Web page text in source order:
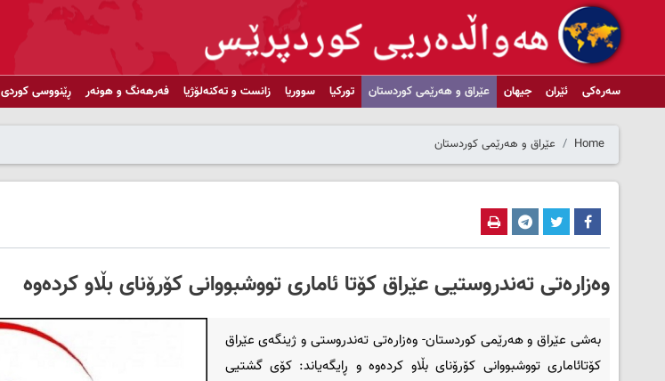
سەرەکی ئێران جیهان عێراق و هەرێمی کوردستان تورکیا سووریا زانست و تەکنەلۆژیا فەرهەنگ و هونەر ڕێنووسی کوردی
Home عێراق و هەرێمی کوردستان
وەزارەتی تەندروستیی عێراق كۆتا ئاماری تووشبووانی كۆرۆنای بڵاو کردەوە
بەشی عێراق و هەرێمی کوردستان- وەزارەتی تەندروستی و ژینگەی عێراق
کۆتائاماری تووشبووانی کۆرۆنای بڵاو کردەوە و ڕایگەیاند: کۆی گشتیی